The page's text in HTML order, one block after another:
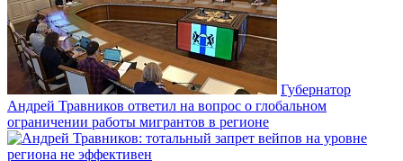
Губернатор
Андрей Травников ответил на вопрос о глобальном
ограничении работы мигрантов в регионе